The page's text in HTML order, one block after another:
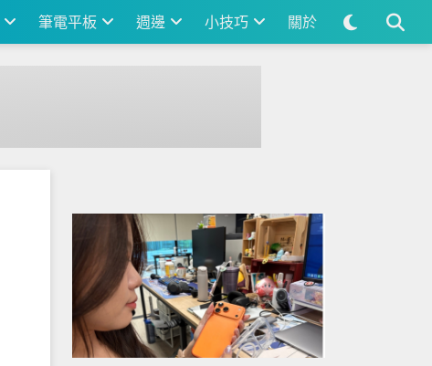
筆電平板 週邊 小技巧 關於